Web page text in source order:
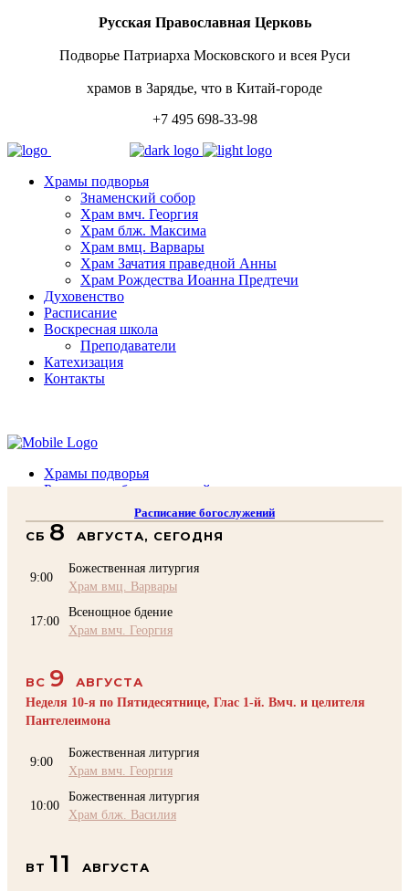
Русская Православная Церковь
Подворье Патриарха Московского и всея Руси
храмов в Зарядье, что в Китай-городе
+7 495 698-33-98
Храмы подворья
Знаменский собор
Храм вмч. Георгия
Храм блж. Максима
Храм вмц. Варвары
Храм Зачатия праведной Анны
Храм Рождества Иоанна Предтечи
Духовенство
Расписание
Воскресная школа
Преподаватели
Катехизация
Контакты
Храмы подворья
Расписание богослужений
Воскресная школа
Преподаватели Воскресной школы
КОНТАКТЫ
Помочь Подворью
Расписание богослужений
СБ 8 АВГУСТА, СЕГОДНЯ
9:00
Божественная литургия
Храм вмц. Варвары
17:00
Всенощное бдение
Храм вмч. Георгия
ВС 9
АВГУСТА
Неделя 10-я по Пятидесятнице, Глас 1-й. Вмч. и целителя
Пантелеимона
9:00
Божественная литургия
Храм вмч. Георгия
10:00
Божественная литургия
Храм блж. Василия
ВТ 11 АВГУСТА